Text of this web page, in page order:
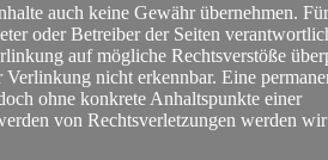
auch keine Gewähr übernehmen.
oder Betreiber der Seiten
auf mögliche Rechtsverstöße
nicht erkennbar. Eine
ohne konkrete Anhaltspunkte einer
von Rechtsverletzungen werden